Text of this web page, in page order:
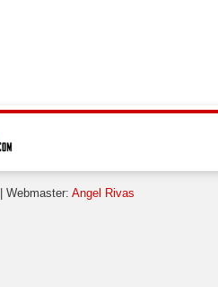
| Webmaster: Angel Rivas